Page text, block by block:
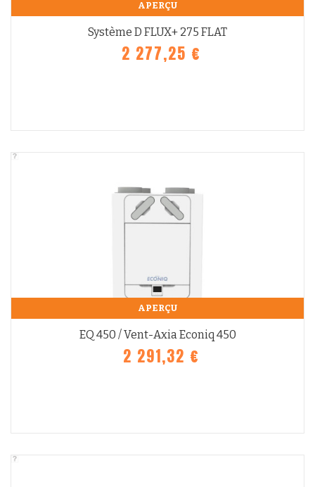
APERÇU
Système D FLUX+ 275 FLAT
2 277,25 €
APERÇU
EQ 450 / Vent-Axia Econiq 450
2 291,32 €